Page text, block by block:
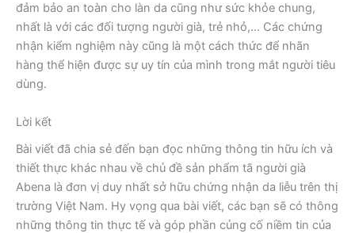
đảm bảo an toàn cho làn da cũng như sức khỏe chung,
nhất là với các đối tượng người già, trẻ nhỏ,… Các chứng
nhận kiểm nghiệm này cũng là một cách thức để nhãn
hàng thể hiện được sự uy tín của mình trong mắt người tiêu
dùng.
Lời kết
Bài viết đã chia sẻ đến bạn đọc những thông tin hữu ích và
thiết thực khác nhau về chủ đề sản phẩm tã người già
Abena là đơn vị duy nhất sở hữu chứng nhận da liễu trên thị
trường Việt Nam. Hy vọng qua bài viết, các bạn sẽ có thông
những thông tin thực tế và góp phần củng cố niềm tin của